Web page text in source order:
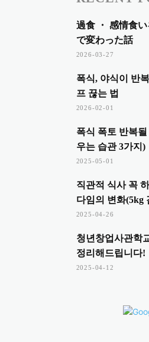
過食 ・ 感情食
で変わった話
2026-03-27
폭식, 야식이 반
프 끊는 법
2026-02-01
폭식 폭토 반복
우는 습관 3가지)
2025-05-01
직관적 식사 꼭
다임의 변화(5kg
2025-04-26
청년창업사관학
정리해드립니다!
2025-04-12